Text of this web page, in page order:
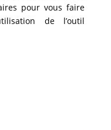
pour vous faire
de l’outil